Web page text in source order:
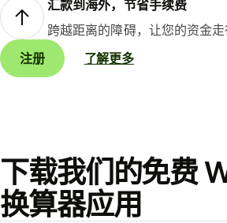
汇款到海外，节省手续费
跨越距离的障碍，让您的资金走
注册
了解更多
下载我们的免费
换算器应用